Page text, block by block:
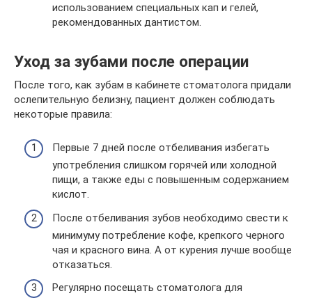
использованием специальных кап и гелей,
рекомендованных дантистом.
Уход за зубами после операции
После того, как зубам в кабинете стоматолога придали
ослепительную белизну, пациент должен соблюдать
некоторые правила:
Первые 7 дней после отбеливания избегать
употребления слишком горячей или холодной
пищи, а также еды с повышенным содержанием
кислот.
После отбеливания зубов необходимо свести к
минимуму потребление кофе, крепкого черного
чая и красного вина. А от курения лучше вообще
отказаться.
Регулярно посещать стоматолога для